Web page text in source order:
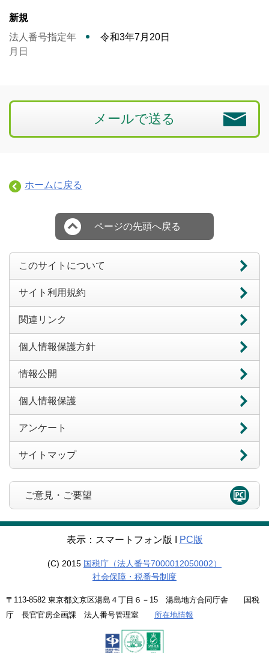
新規
法人番号指定年
月日
令和3年7月20日
メールで送る
ホームに戻る
ページの先頭へ戻る
このサイトについて
サイト利用規約
関連リンク
個人情報保護方針
情報公開
個人情報保護
アンケート
サイトマップ
ご意見・ご要望
表示：スマートフォン版 Ι PC版
(C) 2015 国税庁（法人番号7000012050002）
社会保障・税番号制度
〒113-8582 東京都文京区湯島４丁目６－15 湯島地方合同庁舎 国税
庁 長官官房企画課 法人番号管理室 所在地情報